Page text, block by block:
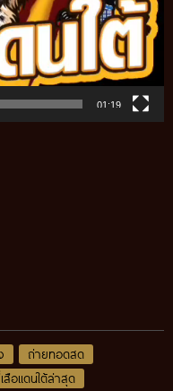
01:19
ถ่ายทอดสด
สือแดนใต้ล่าสุด